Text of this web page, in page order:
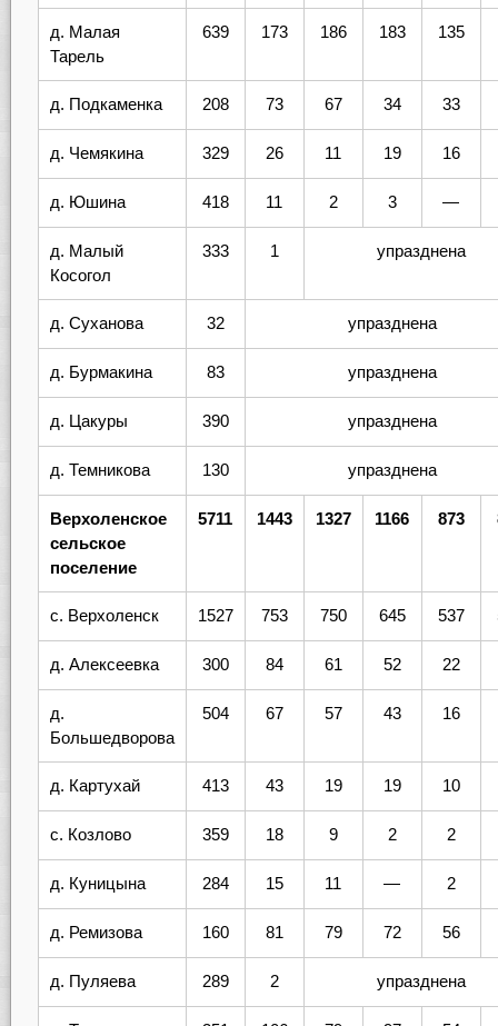
д. Малая
Тарель
639 173 186 183 135
д. Подкаменка 208 73 67 34 33
д. Чемякина 329 26 11 19 16
д. Юшина 418 11 2 3 —
д. Малый
Косогол
333 1 упразднена
д. Суханова 32 упразднена
д. Бурмакина 83 упразднена
д. Цакуры 390 упразднена
д. Темникова 130 упразднена
Верхоленское
сельское
поселение
5711 1443 1327 1166 873
с. Верхоленск 1527 753 750 645 537
д. Алексеевка 300 84 61 52 22
д.
Большедворова
504 67 57 43 16
д. Картухай 413 43 19 19 10
с. Козлово 359 18 9 2 2
д. Куницына 284 15 11 — 2
д. Ремизова 160 81 79 72 56
д. Пуляева 289 2 упразднена